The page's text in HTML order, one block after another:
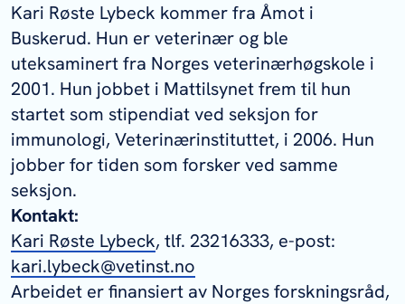
Kari Røste Lybeck kommer fra Åmot i
Buskerud. Hun er veterinær og ble
uteksaminert fra Norges veterinærhøgskole i
2001. Hun jobbet i Mattilsynet frem til hun
startet som stipendiat ved seksjon for
immunologi, Veterinærinstituttet, i 2006. Hun
jobber for tiden som forsker ved samme
seksjon.
Kontakt:
Kari Røste Lybeck, tlf. 23216333, e-post:
kari.lybeck@vetinst.no
Arbeidet er finansiert av Norges forskningsråd,